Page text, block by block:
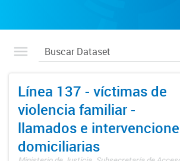
Línea 137 - víctimas de
violencia familiar -
llamados e
domiciliarias